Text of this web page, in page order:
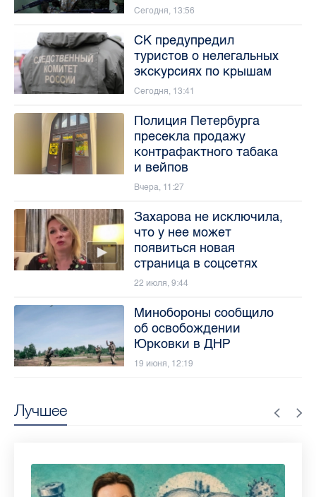
Лучшее
Сегодня, 13:56
СК предупредил
туристов о нелегальных
экскурсиях по крышам
Сегодня, 13:41
Полиция Петербурга
пресекла продажу
контрафактного табака
и вейпов
Вчера, 11:27
Захарова не исключила,
что у нее может
появиться новая
страница в соцсетях
22 июля, 9:44
Минобороны сообщило
об освобождении
Юрковки в ДНР
19 июня, 12:19